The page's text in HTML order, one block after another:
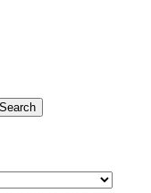
Search